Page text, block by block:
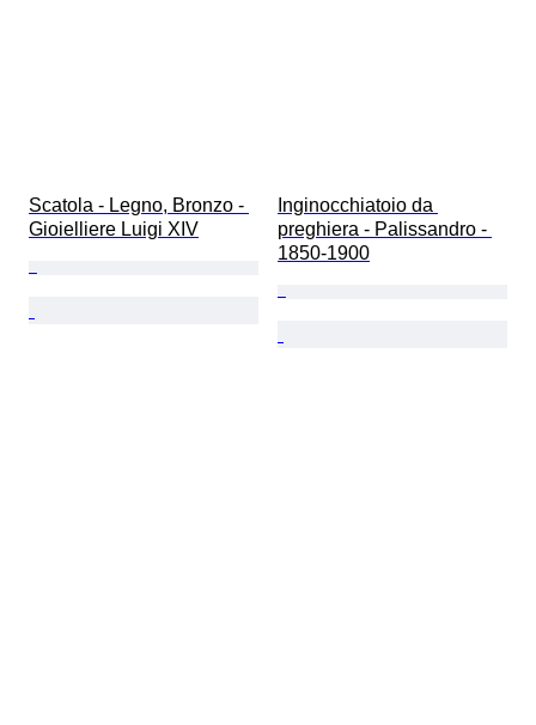
Scatola - Legno, Bronzo -
Gioielliere Luigi XIV
Inginocchiatoio da
preghiera - Palissandro -
1850-1900